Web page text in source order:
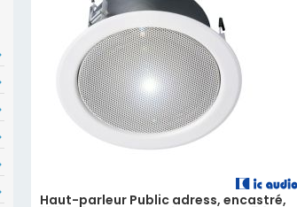
Haut-parleur Public adress, encastré,